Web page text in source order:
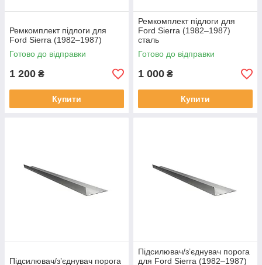
Ремкомплект підлоги для
Ford Sierra (1982–1987)
Готово до відправки
1 200 ₴
Купити
Ремкомплект підлоги для
Ford Sierra (1982–1987)
сталь
Готово до відправки
1 000 ₴
Купити
Підсилювач/зʼєднувач порога
Підсилювач/зʼєднувач порога
для Ford Sierra (1982–1987)